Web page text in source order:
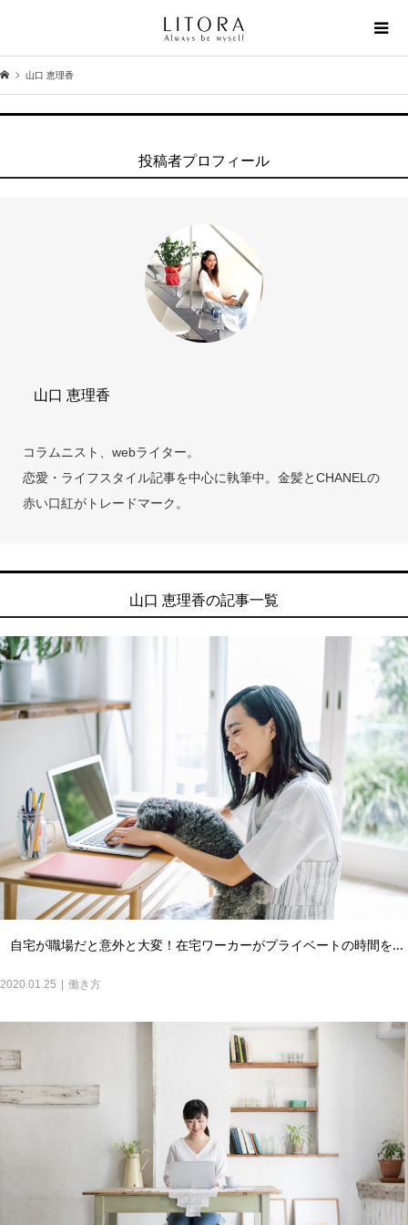
山口 恵理香
投稿者プロフィール
山口 恵理香
コラムニスト、webライター。
恋愛・ライフスタイル記事を中心に執筆中。金髪とCHANELの
赤い口紅がトレードマーク。
山口 恵理香の記事一覧
自宅が職場だと意外と大変！在宅ワーカーがプライベートの時間を...
2020.01.25 働き方